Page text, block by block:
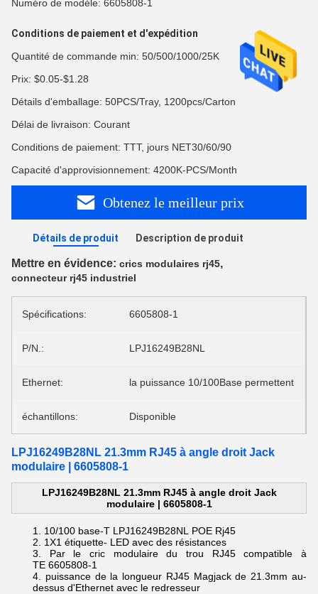
Numéro de modèle: 6605808-1
Conditions de paiement et d'expédition
Quantité de commande min: 50/500/1000/25K
Prix: $0.05-$1.28
Détails d'emballage: 50PCS/Tray, 1200pcs/Carton
Délai de livraison: Courant
Conditions de paiement: TTT, jours NET30/60/90
Capacité d'approvisionnement: 4200K-PCS/Month
Obtenez le meilleur prix
Détails de produit Description de produit
Mettre en évidence: crics modulaires rj45,
connecteur rj45 industriel
Spécifications: 6605808-1
P/N.: LPJ16249B28NL
Ethernet: la puissance 10/100Base permettent
échantillons: Disponible
LPJ16249B28NL 21.3mm RJ45 à angle droit Jack
modulaire | 6605808-1
LPJ16249B28NL 21.3mm RJ45 à angle droit Jack
modulaire | 6605808-1
10/100 base-T LPJ16249B28NL POE Rj45
1X1 étiquette- LED avec des résistances
Par lecric modulaire du trou RJ45 compatible à
TE 6605808-1
puissancede la longueur RJ45 Magjack de 21.3mmau-
dessus d'Ethernet avec le redresseur